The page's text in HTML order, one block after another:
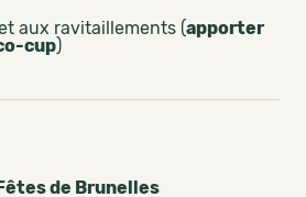
aux ravitaillements (apporter
cup)
de Brunelles